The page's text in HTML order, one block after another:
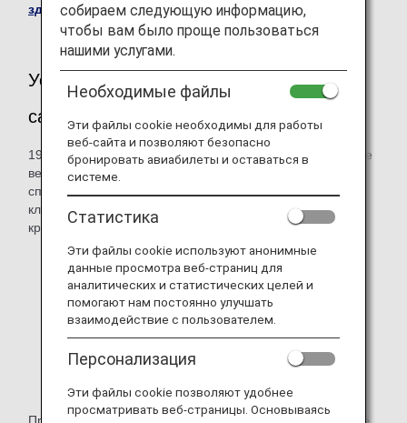
здесь (только на английском языке)
.
Усиление мер безопасности на веб-
сайте ANA
19 февраля 2020 года мы приостановили использование
версий TLS 1.0 и TLS 1.1. Учитывая эти изменения в
способе шифрования, веб-сайты ANA не доступны для
клиентов, чьи браузеры попадают под следующие
критерии:
Internet Explorer версии 10.0 или более ранней;
Google Chrome версии 29 или более ранней;
Firefox версии 26 или более ранней;
Safari версии 5 или более ранней;
браузер Android версии 4.4.4 или более ранней;
собираем следующую информацию,
чтобы вам было проще пользоваться
нашими услугами.
Необходимые файлы
Эти файлы cookie необходимы для работы
веб-сайта и позволяют безопасно
бронировать авиабилеты и оставаться в
системе.
Статистика
Эти файлы cookie используют анонимные
данные просмотра веб-страниц для
аналитических и статистических целей и
помогают нам постоянно улучшать
взаимодействие с пользователем.
Персонализация
Эти файлы cookie позволяют удобнее
просматривать веб-страницы. Основываясь